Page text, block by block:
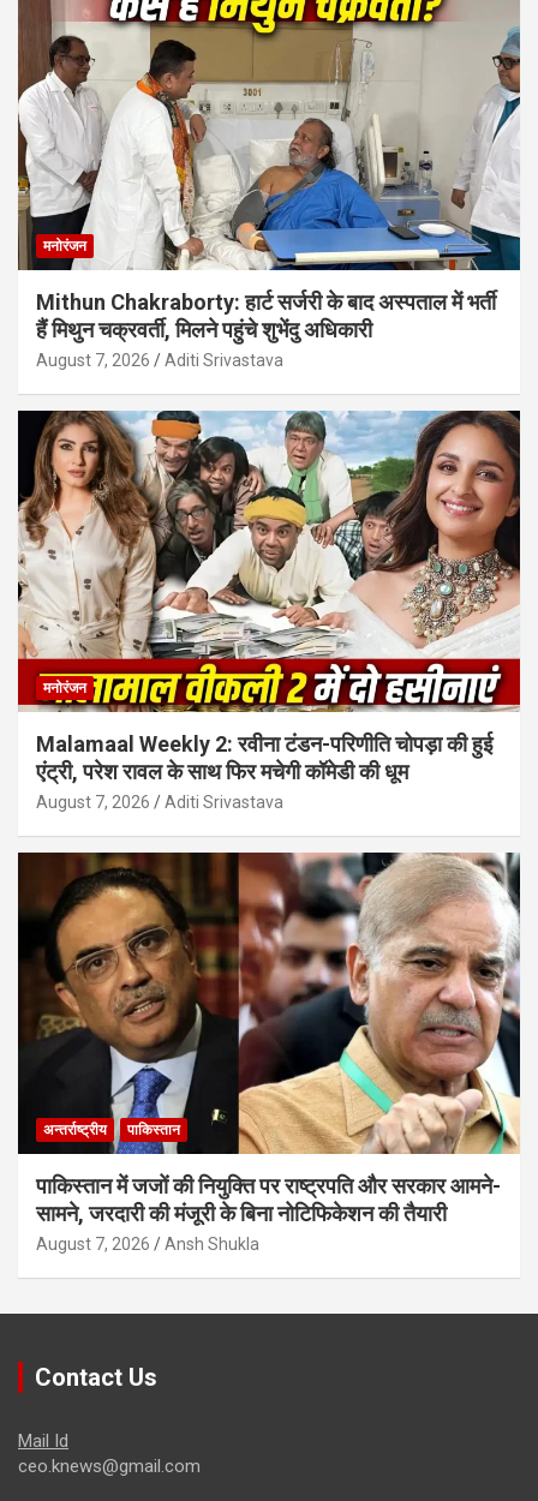
मनोरंजन
Mithun Chakraborty: हार्ट सर्जरी के बाद अस्पताल में भर्ती
हैं मिथुन चक्रवर्ती, मिलने पहुंचे शुभेंदु अधिकारी
August 7, 2026 Aditi Srivastava
मनोरंजन
Malamaal Weekly 2: रवीना टंडन-परिणीति चोपड़ा की हुई
एंट्री, परेश रावल के साथ फिर मचेगी कॉमेडी की धूम
August 7, 2026 Aditi Srivastava
अन्तर्राष्ट्रीय पाकिस्तान
पाकिस्तान में जजों की नियुक्ति पर राष्ट्रपति और सरकार आमने-
सामने, जरदारी की मंजूरी के बिना नोटिफिकेशन की तैयारी
August 7, 2026 Ansh Shukla
Contact Us
Mail Id
ceo.knews@gmail.com